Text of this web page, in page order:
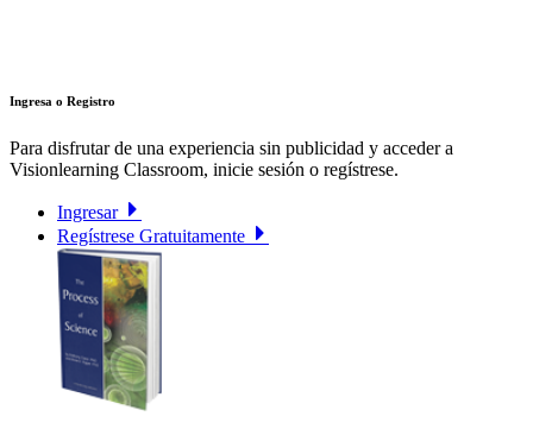
Ingresa o Registro
Para disfrutar de una experiencia sin publicidad y acceder a
Visionlearning Classroom, inicie sesión o regístrese.
Ingresar
Regístrese Gratuitamente